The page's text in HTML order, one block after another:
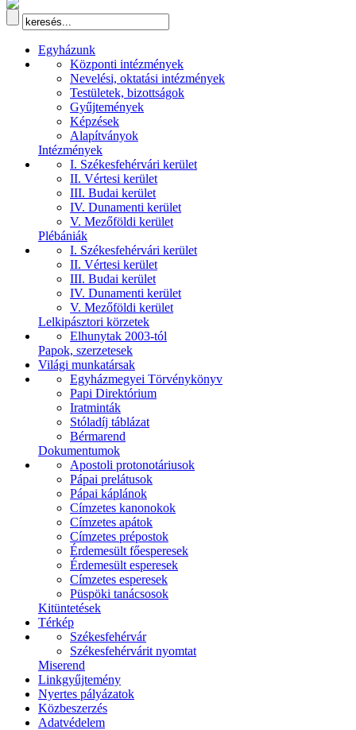
Egyházunk
Központi intézmények
Nevelési, oktatási intézmények
Testületek, bizottságok
Gyűjtemények
Képzések
Alapítványok
Intézmények
I. Székesfehérvári kerület
II. Vértesi kerület
III. Budai kerület
IV. Dunamenti kerület
V. Mezőföldi kerület
Plébániák
I. Székesfehérvári kerület
II. Vértesi kerület
III. Budai kerület
IV. Dunamenti kerület
V. Mezőföldi kerület
Lelkipásztori körzetek
Elhunytak 2003-tól
Papok, szerzetesek
Világi munkatársak
Egyházmegyei Törvénykönyv
Papi Direktórium
Iratminták
Stóladíj táblázat
Bérmarend
Dokumentumok
Apostoli protonotáriusok
Pápai prelátusok
Pápai káplánok
Címzetes kanonokok
Címzetes apátok
Címzetes prépostok
Érdemesült főesperesek
Érdemesült esperesek
Címzetes esperesek
Püspöki tanácsosok
Kitüntetések
Térkép
Székesfehérvár
Székesfehérvárit nyomtat
Miserend
Linkgyűjtemény
Nyertes pályázatok
Közbeszerzés
Adatvédelem